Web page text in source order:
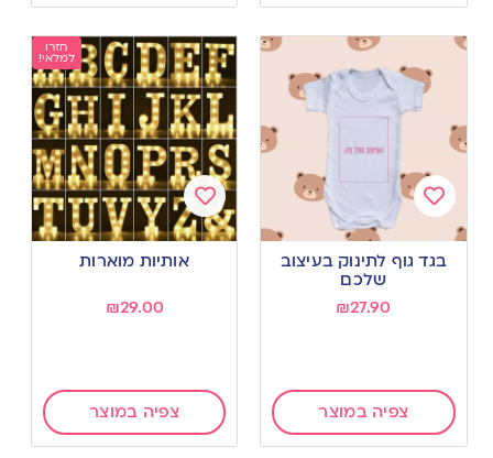
to
wishlist
בגד גוף לתינוק בעיצוב
שלכם
₪27.90
צפיה במוצר
חזרו
למלאי!
Add
wishlist
אותיות מוארות
₪29.00
צפיה במוצר